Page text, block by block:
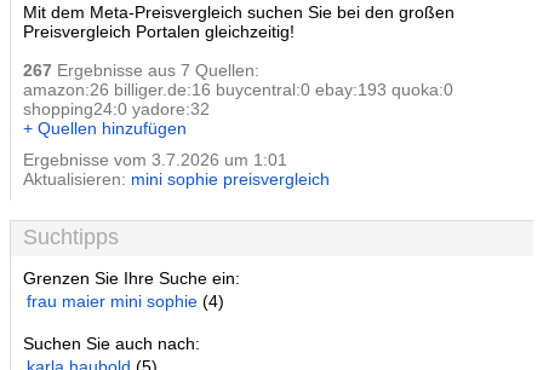
Mit dem Meta-Preisvergleich suchen Sie bei den großen
Preisvergleich Portalen gleichzeitig!
267 Ergebnisse aus 7 Quellen:
amazon:26 billiger.de:16 buycentral:0 ebay:193 quoka:0
shopping24:0 yadore:32
+ Quellen hinzufügen
Ergebnisse vom 3.7.2026 um 1:01
Aktualisieren: mini sophie preisvergleich
Suchtipps
Grenzen Sie Ihre Suche ein:
frau maier mini sophie (4)
Suchen Sie auch nach: